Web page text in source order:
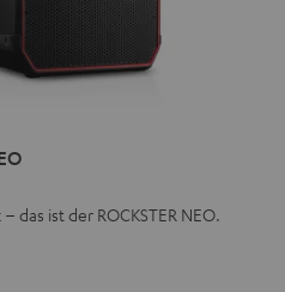
– das ist der ROCKSTER NEO.